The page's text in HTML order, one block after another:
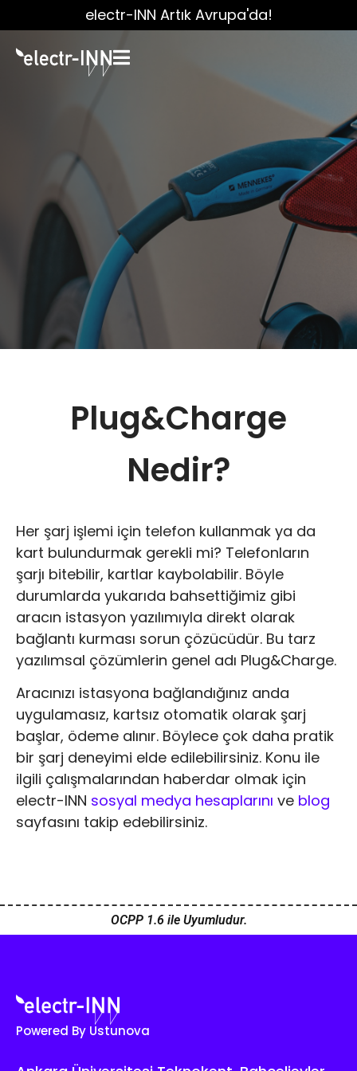
electr-INN Artık Avrupa'da!
Plug&Charge
Nedir?
Her şarj işlemi için telefon kullanmak ya da
kart bulundurmak gerekli mi? Telefonların
şarjı bitebilir, kartlar kaybolabilir. Böyle
durumlarda yukarıda bahsettiğimiz gibi
aracın istasyon yazılımıyla direkt olarak
bağlantı kurması sorun çözücüdür. Bu tarz
yazılımsal çözümlerin genel adı Plug&Charge.
Aracınızı istasyona bağlandığınız anda
uygulamasız, kartsız otomatik olarak şarj
başlar, ödeme alınır. Böylece çok daha pratik
bir şarj deneyimi elde edilebilirsiniz. Konu ile
ilgili çalışmalarından haberdar olmak için
electr-INN sosyal medya hesaplarını ve blog
sayfasını takip edebilirsiniz.
OCPP 1.6 ile Uyumludur.
Powered By Ustunova